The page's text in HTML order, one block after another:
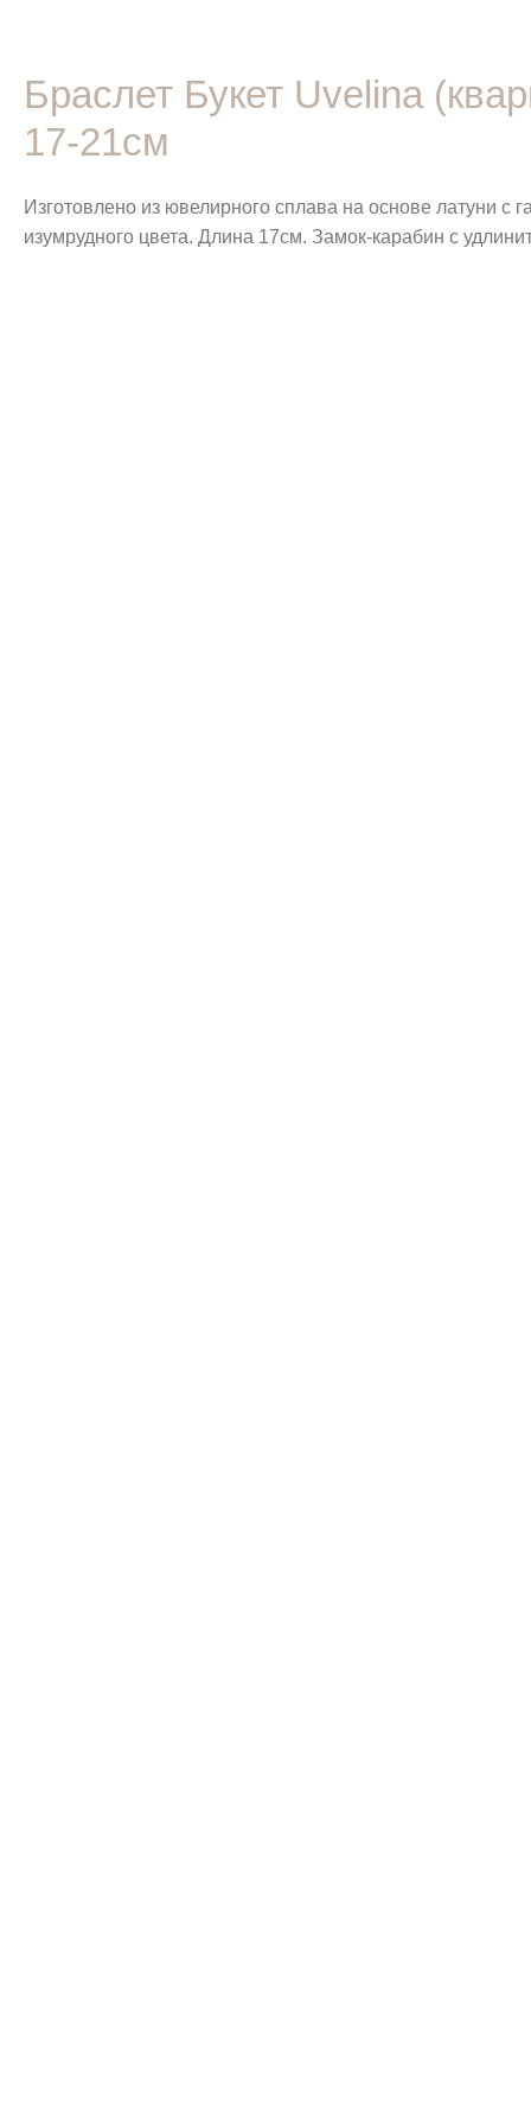
Браслет Букет Uvelina
17-21см
Изготовлено из ювелирного сплава на основе латуни
изумрудного цвета. Длина 17см. Замок-карабин с